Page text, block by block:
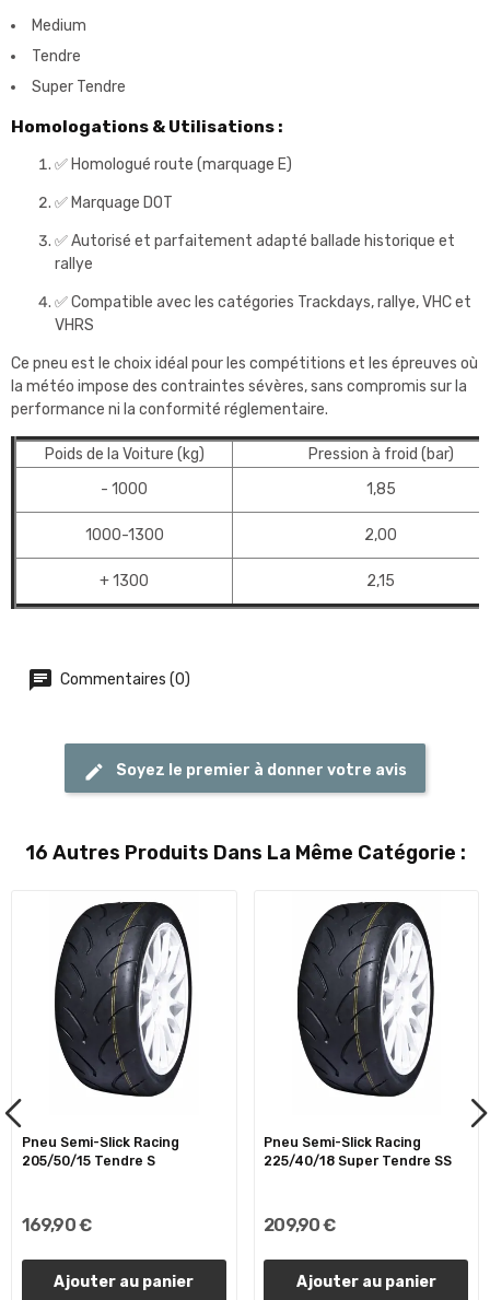
Medium
Tendre
Super Tendre
Homologations & Utilisations :
✅ Homologué route (marquage E)
✅ Marquage DOT
✅ Autorisé et parfaitement adapté ballade historique et
rallye
✅ Compatible avec les catégories Trackdays, rallye, VHC et
VHRS
Ce pneu est le choix idéal pour les compétitions et les épreuves où
la météo impose des contraintes sévères, sans compromis sur la
performance ni la conformité réglementaire.
Poids de la Voiture (kg)
Pression à froid (bar)
- 1000
1,85
1000-1300 2,00
+ 1300 2,15
Commentaires (0)
Soyez le premier à donner votre avis
16 Autres Produits Dans La Même Catégorie :
Pneu Semi-Slick Racing
205/50/15 Tendre S
169,90 €
Ajouter au panier
Pneu Semi-Slick Racing
225/40/18 Super Tendre SS
209,90 €
Ajouter au panier